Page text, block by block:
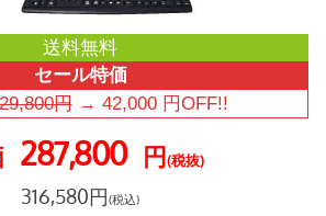
送料無料
セール特価
円→ 42,000円OFF!!
287,800 円(税抜)
316,580円(税込)